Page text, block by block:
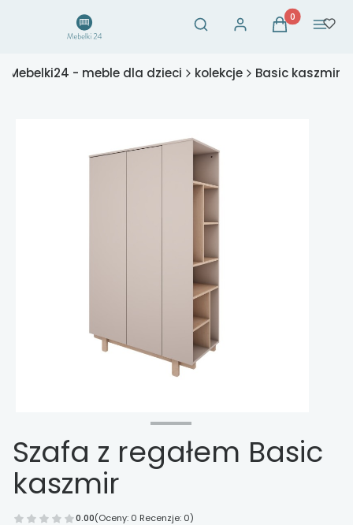
Otwórz wyszukiwarkę
Szukaj Zaloguj sięProdukty w
Koszyk Menu
Mebelki24 - meble dla dzieci kolekcje Basic kaszmir
Szafa z regałem Basic
kaszmir
0.00(Oceny: 0 Recenzje: 0)